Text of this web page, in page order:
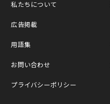
私たちについて
広告掲載
用語集
お問い合わせ
プライバシーポリシー